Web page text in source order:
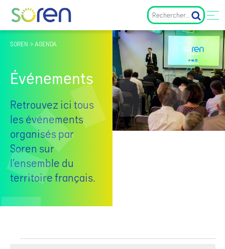
SOREN > AGENDA
Événements
Retrouvez ici tous
les événements
organisés par
Soren sur
l’ensemble du
territoire français.